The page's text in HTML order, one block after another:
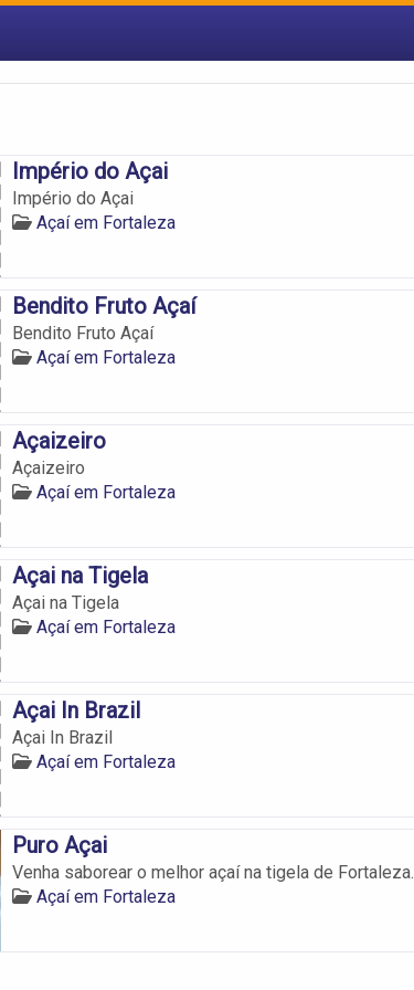
Império do Açai
Império do Açai
Açaí em Fortaleza
Bendito Fruto Açaí
Bendito Fruto Açaí
Açaí em Fortaleza
Açaizeiro
Açaizeiro
Açaí em Fortaleza
Açai na Tigela
Açai na Tigela
Açaí em Fortaleza
Açai In Brazil
Açai In Brazil
Açaí em Fortaleza
Puro Açai
Venha saborear o melhor açaí na tigela de Fortaleza.
Açaí em Fortaleza